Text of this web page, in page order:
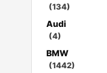
(134)
Audi
(4)
BMW
(1442)